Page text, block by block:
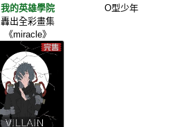
我的英雄學院
轟出全彩畫集
《miracle》
O型少年